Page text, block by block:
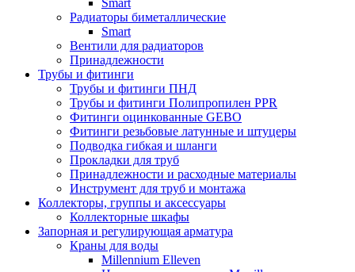
Smart
Радиаторы биметаллические
Smart
Вентили для радиаторов
Принадлежности
Трубы и фитинги
Трубы и фитинги ПНД
Трубы и фитинги Полипропилен PPR
Фитинги оцинкованные GEBO
Фитинги резьбовые латунные и штуцеры
Подводка гибкая и шланги
Прокладки для труб
Принадлежности и расходные материалы
Инструмент для труб и монтажа
Коллекторы, группы и аксессуары
Коллекторные шкафы
Запорная и регулирующая арматура
Краны для воды
Millennium Elleven